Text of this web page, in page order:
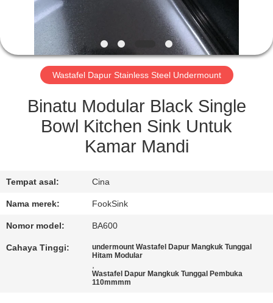
KUALITAS
HUBUNGI
KAMI
PERMINTAAN
PENAWARAN
PRIVACY
POLICY
Wastafel Dapur Stainless Steel Undermount
Binatu Modular Black Single
Bowl Kitchen Sink Untuk
Kamar Mandi
Tempat asal: Cina
Nama merek: FookSink
Nomor model: BA600
Cahaya Tinggi:
undermount Wastafel Dapur Mangkuk Tunggal
Hitam Modular
,
Wastafel Dapur Mangkuk Tunggal Pembuka
110mmmm